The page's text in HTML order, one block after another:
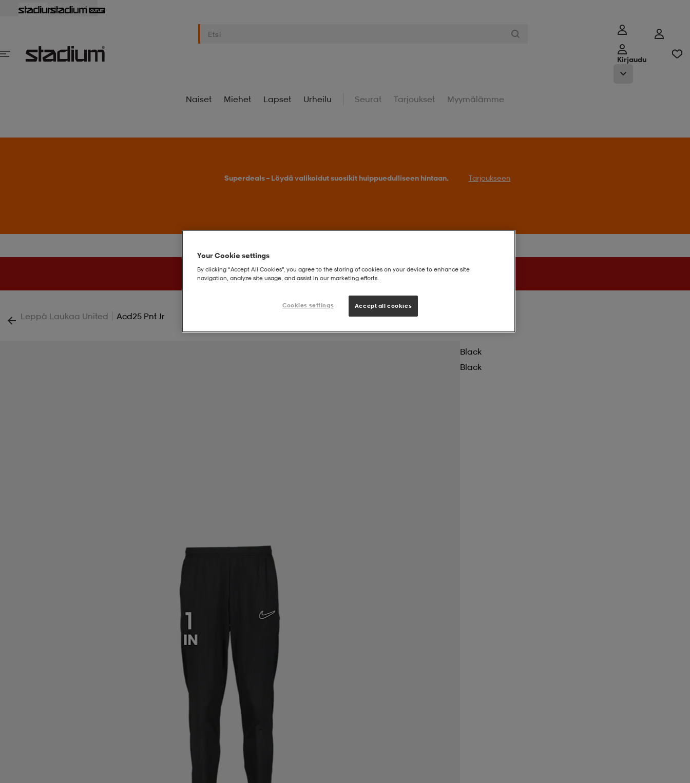
Kirjaudu
Naiset Miehet Lapset Urheilu Seurat Tarjoukset Myymälämme
Osta 2 tai enemmän, saat -25 % outdoor-tuotteista. Tarjoukseen
Joukkueen tuote:
Leppä Laukaa United
Leppä Laukaa United | Acd25 Pnt Jr
Black
Black
Your Cookie settings
By clicking “Accept All Cookies”, you agree to the storing of cookies on your device to enhance site
navigation, analyze site usage, and assist in our marketing efforts.
Cookies settings Accept all cookies